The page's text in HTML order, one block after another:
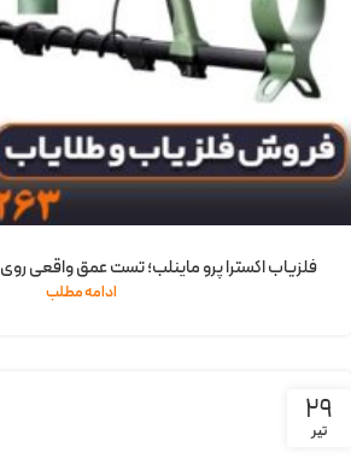
فلزیاب اکسترا پرو ماینلب؛ تست عمق واقعی
ادامه مطلب
29
تیر